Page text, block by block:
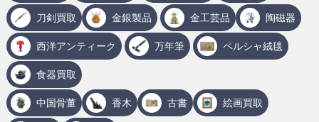
刀剣買取 金銀製品 金工芸品 陶磁器
西洋アンティーク 万年筆 ペルシャ絨毯
食器買取
中国骨董 香木 古書 絵画買取